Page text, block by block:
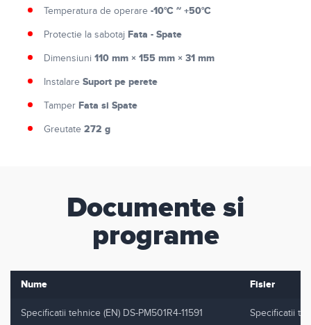
Temperatura de operare -10°C ~ +50°C
Protectie la sabotaj Fata - Spate
Dimensiuni 110 mm × 155 mm × 31 mm
Instalare Suport pe perete
Tamper Fata si Spate
Greutate 272 g
Documente si
programe
Nume Fisier
Specificatii tehnice (EN) DS-PM501R4-11591 Specificatii